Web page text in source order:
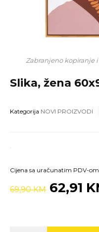
Zabranjeno kopiranje
Slika, žena
Kategorija NOVI PROIZVODI
Cijena sa uračunatim PDV-om
69,90 KM 62,91